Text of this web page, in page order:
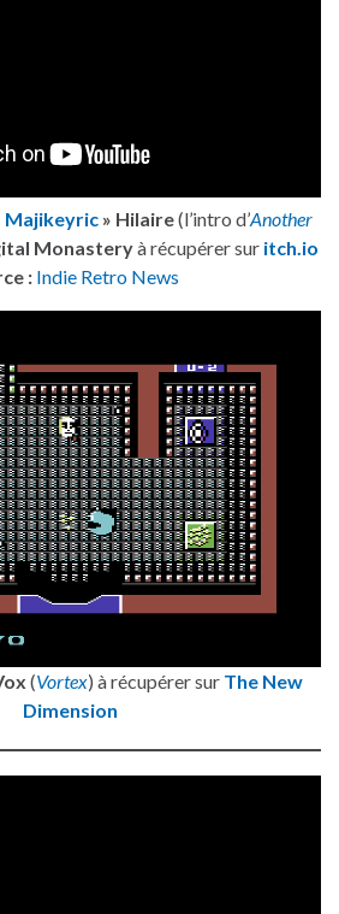
Majikeyric » Hilaire(l’intro d’Another
Monasteryà récupérer sur itch.io
: Indie Retro News
(Vortex) à récupérer sur The New
Dimension